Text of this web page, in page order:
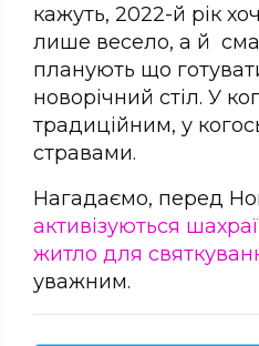
кажуть, 2022-й рік
лише весело, а й
планують що
новорічний стіл. У
традиційним, у
стравами.
Нагадаємо, перед
активізуються
житло для
уважним.